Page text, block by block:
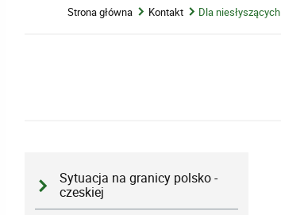
Strona główna Kontakt Dla niesłyszących
Sytuacja na granicy polsko -
czeskiej